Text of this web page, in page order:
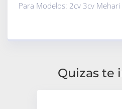
Para Modelos: 2cv 3cv
Quizas te